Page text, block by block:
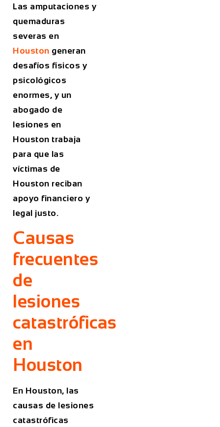
Las amputaciones y
quemaduras
severas en
Houston generan
desafíos físicos y
psicológicos
enormes, y un
abogado de
lesiones en
Houston trabaja
para que las
víctimas de
Houston reciban
apoyo financiero y
legal justo.
Causas
frecuentes
de
lesiones
catastróficas
en
Houston
En Houston, las
causas de lesiones
catastróficas